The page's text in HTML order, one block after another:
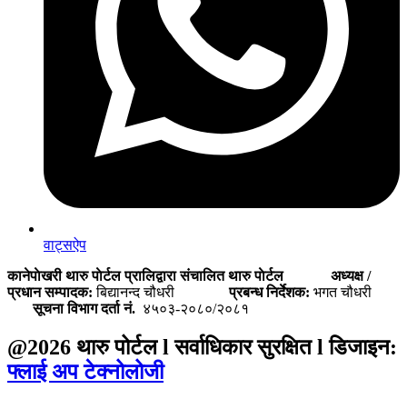
वाट्सऐप
कानेपाेखरी थारु पाेर्टल प्रालिद्वारा संचालित थारु पाेर्टल
अध्यक्ष /
प्रधान सम्पादक: बिद्यानन्द चौधरीप्रबन्ध निर्देशक: भगत चौधरी
सूचना विभाग दर्ता नं. ४५०३-२०८०/२०८१
@2026 थारु पोर्टल l सर्वाधिकार सुरक्षित l डिजाइन:
फ्लाई अप टेक्नोलोजी